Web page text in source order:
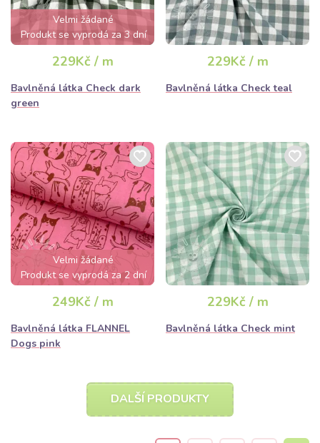
Velmi žádané
Produkt se vyprodá za 3 dní
229Kč / m
Bavlněná látka Check dark
green
229Kč / m
Bavlněná látka Check teal
Velmi žádané
Produkt se vyprodá za 2 dní
249Kč / m
Bavlněná látka FLANNEL
Dogs pink
229Kč / m
Bavlněná látka Check mint
DALŠÍ PRODUKTY